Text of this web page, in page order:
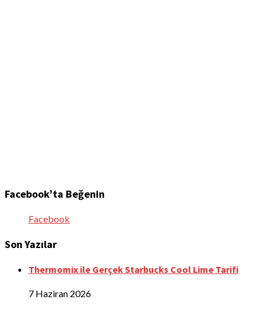
Facebook’ta Beğenin
Facebook
Son Yazılar
Thermomix ile Gerçek Starbucks Cool Lime Tarifi
7 Haziran 2026